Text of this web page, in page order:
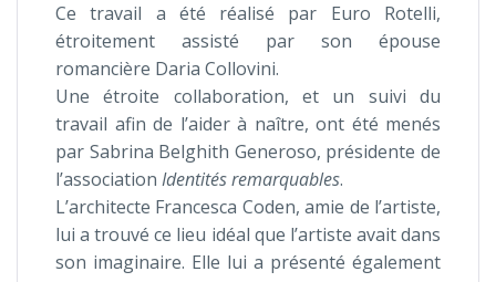
Ce travail a été réalisé par Euro Rotelli,
étroitement assisté par son épouse
romancière Daria Collovini.
Une étroite collaboration, et un suivi du
travail afin de l’aider à naître, ont été menés
par Sabrina Belghith Generoso, présidente de
l’association Identités remarquables.
L’architecte Francesca Coden, amie de l’artiste,
lui a trouvé ce lieu idéal que l’artiste avait dans
son imaginaire. Elle lui a présenté également